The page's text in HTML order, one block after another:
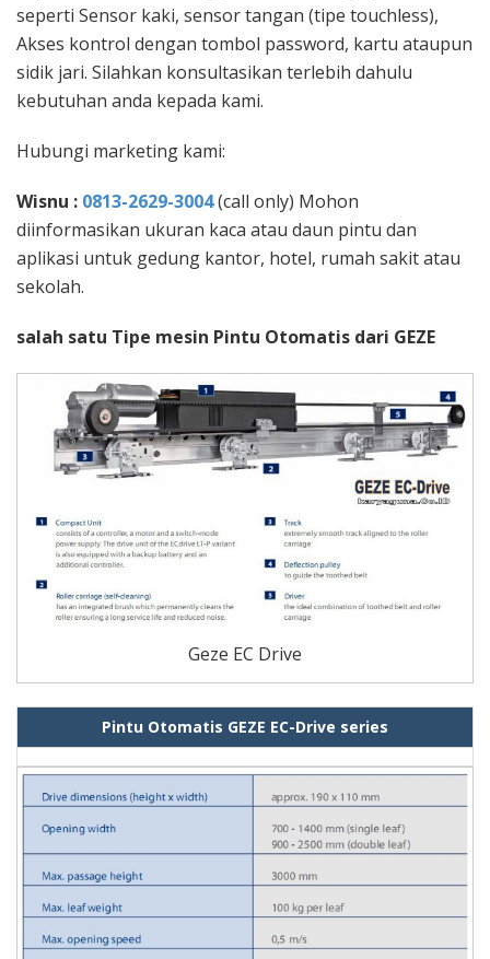
seperti Sensor kaki, sensor tangan (tipe touchless),
Akses kontrol dengan tombol password, kartu ataupun
sidik jari. Silahkan konsultasikan terlebih dahulu
kebutuhan anda kepada kami.
Hubungi marketing kami:
Wisnu : 0813-2629-3004(call only) Mohon
diinformasikan ukuran kaca atau daun pintu dan
aplikasi untuk gedung kantor, hotel, rumah sakit atau
sekolah.
salah satu Tipe mesin Pintu Otomatis dari GEZE
Geze EC Drive
Pintu Otomatis GEZE EC-Drive series